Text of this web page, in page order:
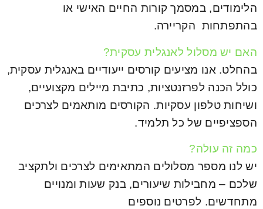
הלימודים, במסמך קורות החיים האישי או
בהתפתחות הקריירה.
האם יש מסלול לאנגלית עסקית?
בהחלט. אנו מציעים קורסים ייעודיים באנגלית עסקית,
כולל הכנה לפרזנטציות, כתיבת מיילים מקצועיים,
ושיחות טלפון עסקיות. הקורסים מותאמים לצרכים
הספציפיים של כל תלמיד.
כמה זה עולה?
יש לנו מספר מסלולים המתאימים לצרכים ולתקציב
שלכם – מחבילות שיעורים, בנק שעות ומנויים
מתחדשים. לפרטים נוספים